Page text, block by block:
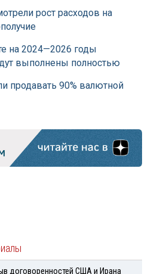
рост расходов на
на 2024—2026 годы
выполнены полностью
продавать 90% валютной
договоренностей США и Ирана